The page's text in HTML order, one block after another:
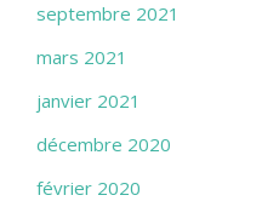
septembre 2021
mars 2021
janvier 2021
décembre 2020
février 2020